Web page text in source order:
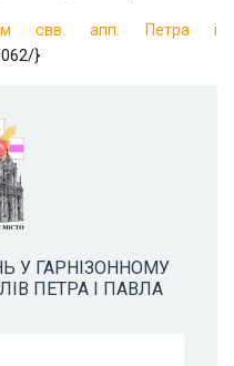
свв. апп. Петра і
}
У ГАРНІЗОННОМУ
ПЕТРА І ПАВЛА